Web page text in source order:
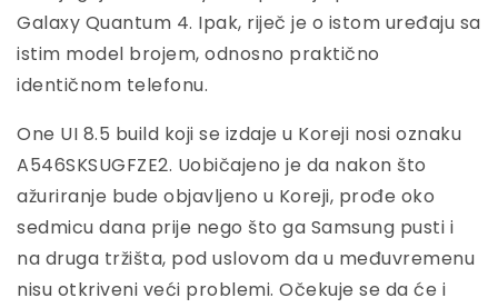
Galaxy Quantum 4. Ipak, riječ je o istom uređaju sa
istim model brojem, odnosno praktično
identičnom telefonu.
One UI 8.5 build koji se izdaje u Koreji nosi oznaku
A546SKSUGFZE2. Uobičajeno je da nakon što
ažuriranje bude objavljeno u Koreji, prođe oko
sedmicu dana prije nego što ga Samsung pusti i
na druga tržišta, pod uslovom da u međuvremenu
nisu otkriveni veći problemi. Očekuje se da će i